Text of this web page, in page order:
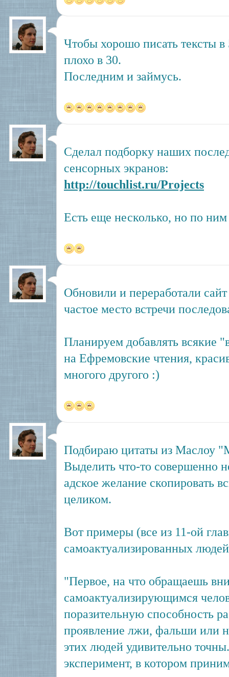
Чтобы хорошо писать тексты в
плохо в 30.
Последним и займусь.
Сделал подборку наших
сенсорных экранов:
http://touchlist.ru/Projects
Есть еще несколько, но по
Обновили и переработали
частое место встречи
Планируем добавлять всякие
на Ефремовские чтения,
многого другого :)
Подбираю цитаты из Маслоу
Выделить что-то совершенно
адское желание скопировать
целиком.
Вот примеры (все из 11-ой
самоактуализированных
"Первое, на что обращаешь
самоактуализирующимся
поразительную способность
проявление лжи, фальши или
этих людей удивительно
эксперимент, в котором